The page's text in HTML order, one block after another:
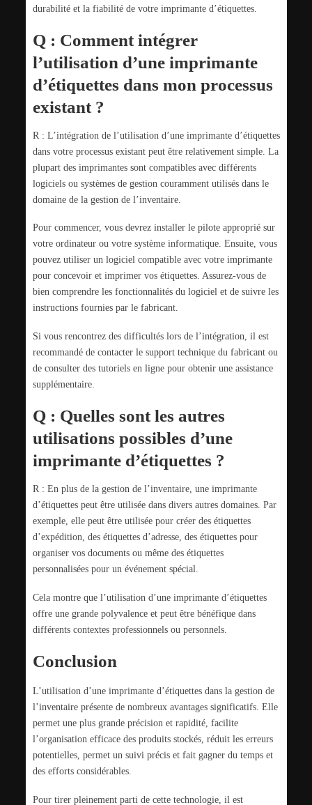
durabilité et la fiabilité de votre imprimante d’étiquettes.
Q : Comment intégrer
l’utilisation d’une imprimante
d’étiquettes dans mon processus
existant ?
R : L’intégration de l’utilisation d’une imprimante d’étiquettes
dans votre processus existant peut être relativement simple. La
plupart des imprimantes sont compatibles avec différents
logiciels ou systèmes de gestion couramment utilisés dans le
domaine de la gestion de l’inventaire.
Pour commencer, vous devrez installer le pilote approprié sur
votre ordinateur ou votre système informatique. Ensuite, vous
pouvez utiliser un logiciel compatible avec votre imprimante
pour concevoir et imprimer vos étiquettes. Assurez-vous de
bien comprendre les fonctionnalités du logiciel et de suivre les
instructions fournies par le fabricant.
Si vous rencontrez des difficultés lors de l’intégration, il est
recommandé de contacter le support technique du fabricant ou
de consulter des tutoriels en ligne pour obtenir une assistance
supplémentaire.
Q : Quelles sont les autres
utilisations possibles d’une
imprimante d’étiquettes ?
R : En plus de la gestion de l’inventaire, une imprimante
d’étiquettes peut être utilisée dans divers autres domaines. Par
exemple, elle peut être utilisée pour créer des étiquettes
d’expédition, des étiquettes d’adresse, des étiquettes pour
organiser vos documents ou même des étiquettes
personnalisées pour un événement spécial.
Cela montre que l’utilisation d’une imprimante d’étiquettes
offre une grande polyvalence et peut être bénéfique dans
différents contextes professionnels ou personnels.
Conclusion
L’utilisation d’une imprimante d’étiquettes dans la gestion de
l’inventaire présente de nombreux avantages significatifs. Elle
permet une plus grande précision et rapidité, facilite
l’organisation efficace des produits stockés, réduit les erreurs
potentielles, permet un suivi précis et fait gagner du temps et
des efforts considérables.
Pour tirer pleinement parti de cette technologie, il est